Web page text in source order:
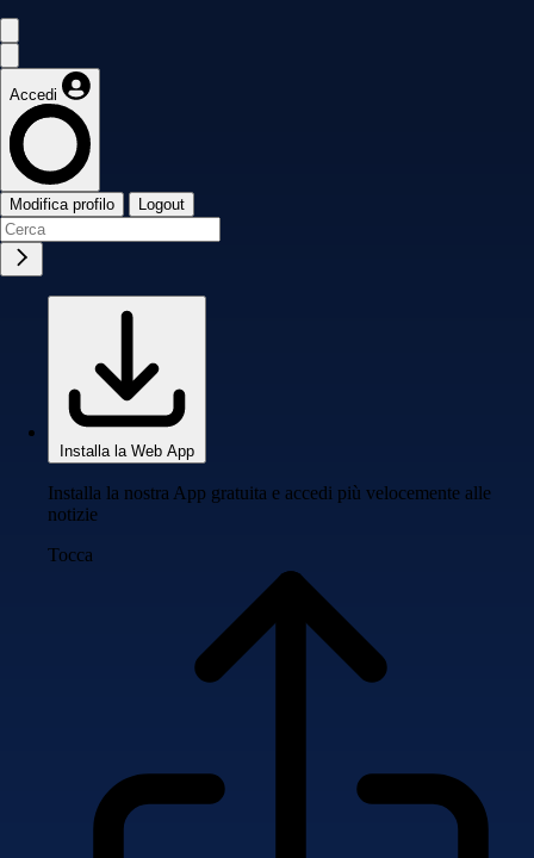
Accedi
Modifica profilo Logout
Installa la Web App
Installa la nostra App gratuita e accedi più velocemente alle
notizie
Tocca